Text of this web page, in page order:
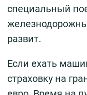
специальный
развит.
Если ехать
страховку на